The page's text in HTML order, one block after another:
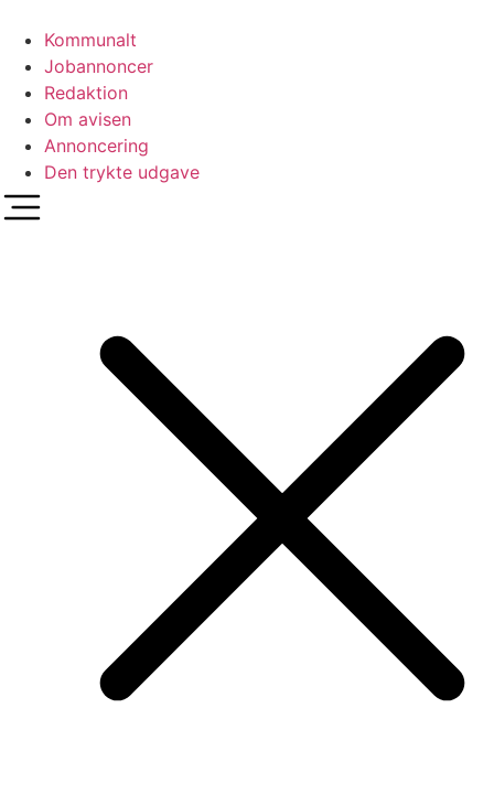
indhold
Kommunalt
Jobannoncer
Redaktion
Om avisen
Annoncering
Den trykte udgave